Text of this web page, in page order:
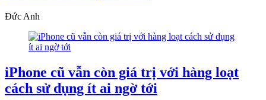
Đức Anh
iPhone cũ vẫn còn giá trị với hàng loạt
cách sử dụng ít ai ngờ tới